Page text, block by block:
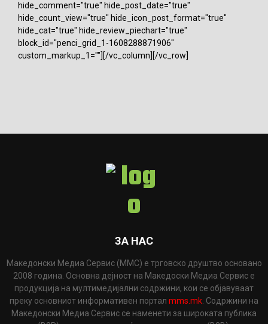
hide_comment="true" hide_post_date="true"
hide_count_view="true" hide_icon_post_format="true"
hide_cat="true" hide_review_piechart="true"
block_id="penci_grid_1-1608288871906"
custom_markup_1=""][/vc_column][/vc_row]
ЗА НАС
Македонски Медиа Сервис (ММС) е трговско друштво основано
2008 година. Основна дејност на Македоски Медиа Сервис е
продукција на мултимедијални содржини, кои се објавуваат
преку основниот информативен портал mms.mk . Содржини на
Македонски Медиа Сервис се наменети за широката публика